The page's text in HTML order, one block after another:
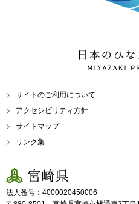
日本のひなた
MIYAZAKI
サイトのご利用について
アクセシビリティ方針
サイトマップ
リンク集
宮崎県
法人番号：4000020450006